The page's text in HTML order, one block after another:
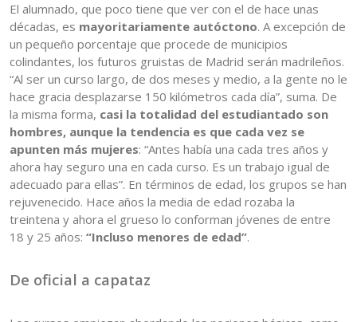
El alumnado, que poco tiene que ver con el de hace unas
décadas, es mayoritariamente autóctono. A excepción de
un pequeño porcentaje que procede de municipios
colindantes, los futuros gruistas de Madrid serán madrileños.
“Al ser un curso largo, de dos meses y medio, a la gente no le
hace gracia desplazarse 150 kilómetros cada día”, suma. De
la misma forma, casi la totalidad del estudiantado son
hombres, aunque la tendencia es que cada vez se
apunten más mujeres: “Antes había una cada tres años y
ahora hay seguro una en cada curso. Es un trabajo igual de
adecuado para ellas”. En términos de edad, los grupos se han
rejuvenecido. Hace años la media de edad rozaba la
treintena y ahora el grueso lo conforman jóvenes de entre
18 y 25 años: “Incluso menores de edad”.
De oficial a capataz